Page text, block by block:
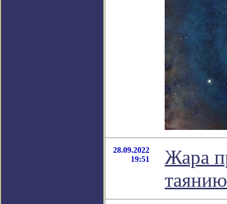
28.09.2022
19:51
Жара